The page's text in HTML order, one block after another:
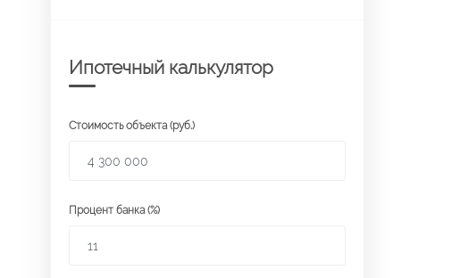
Ипотечный калькулятор
Стоимость объекта (руб.)
Процент банка (%)